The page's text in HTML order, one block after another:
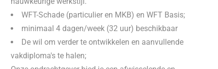
WFT-Schade (particulier en MKB) en WFT Basis;
minimaal 4 dagen/week (32 uur) beschikbaar
De wil om verder te ontwikkelen en aanvullende
vakdiploma's te halen;